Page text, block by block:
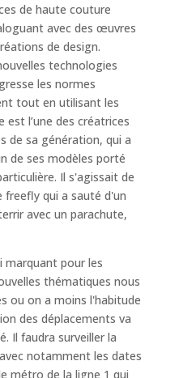
de haute couture
avec des œuvres
de design.
technologies
les normes
tout en utilisant les
est l’une des créatrices
de sa génération, qui a
de ses modèles porté
Il s'agissait de
freefly qui a sauté d'un
avec un parachute,
marquant pour les
thématiques nous
ou on a moins l'habitude
des déplacements va
Il faudra surveiller la
notamment les dates
métro de la ligne 1 qui